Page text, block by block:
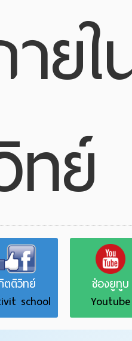
ยใ
ย์
ตติวิทย์
school
ช่องยูทูบ
Youtube